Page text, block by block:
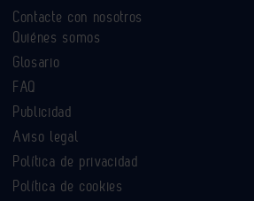
Contacte con nosotros
Quiénes somos
Glosario
FAQ
Publicidad
Aviso legal
Política de privacidad
Política de cookies